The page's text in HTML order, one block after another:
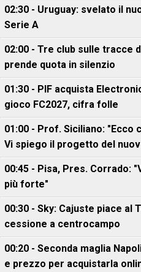
02:30 - Uruguay: svelato il
Serie A
02:00 - Tre club sulle tracce
prende quota in silenzio
01:30 - PIF acquista
gioco FC2027, cifra folle
01:00 - Prof. Siciliano: "Ecco
Vi spiego il progetto del
00:45 - Pisa, Pres. Corrado:
più forte"
00:30 - Sky: Cajuste piace al
cessione a centrocampo
00:20 - Seconda maglia
e prezzo per acquistarla